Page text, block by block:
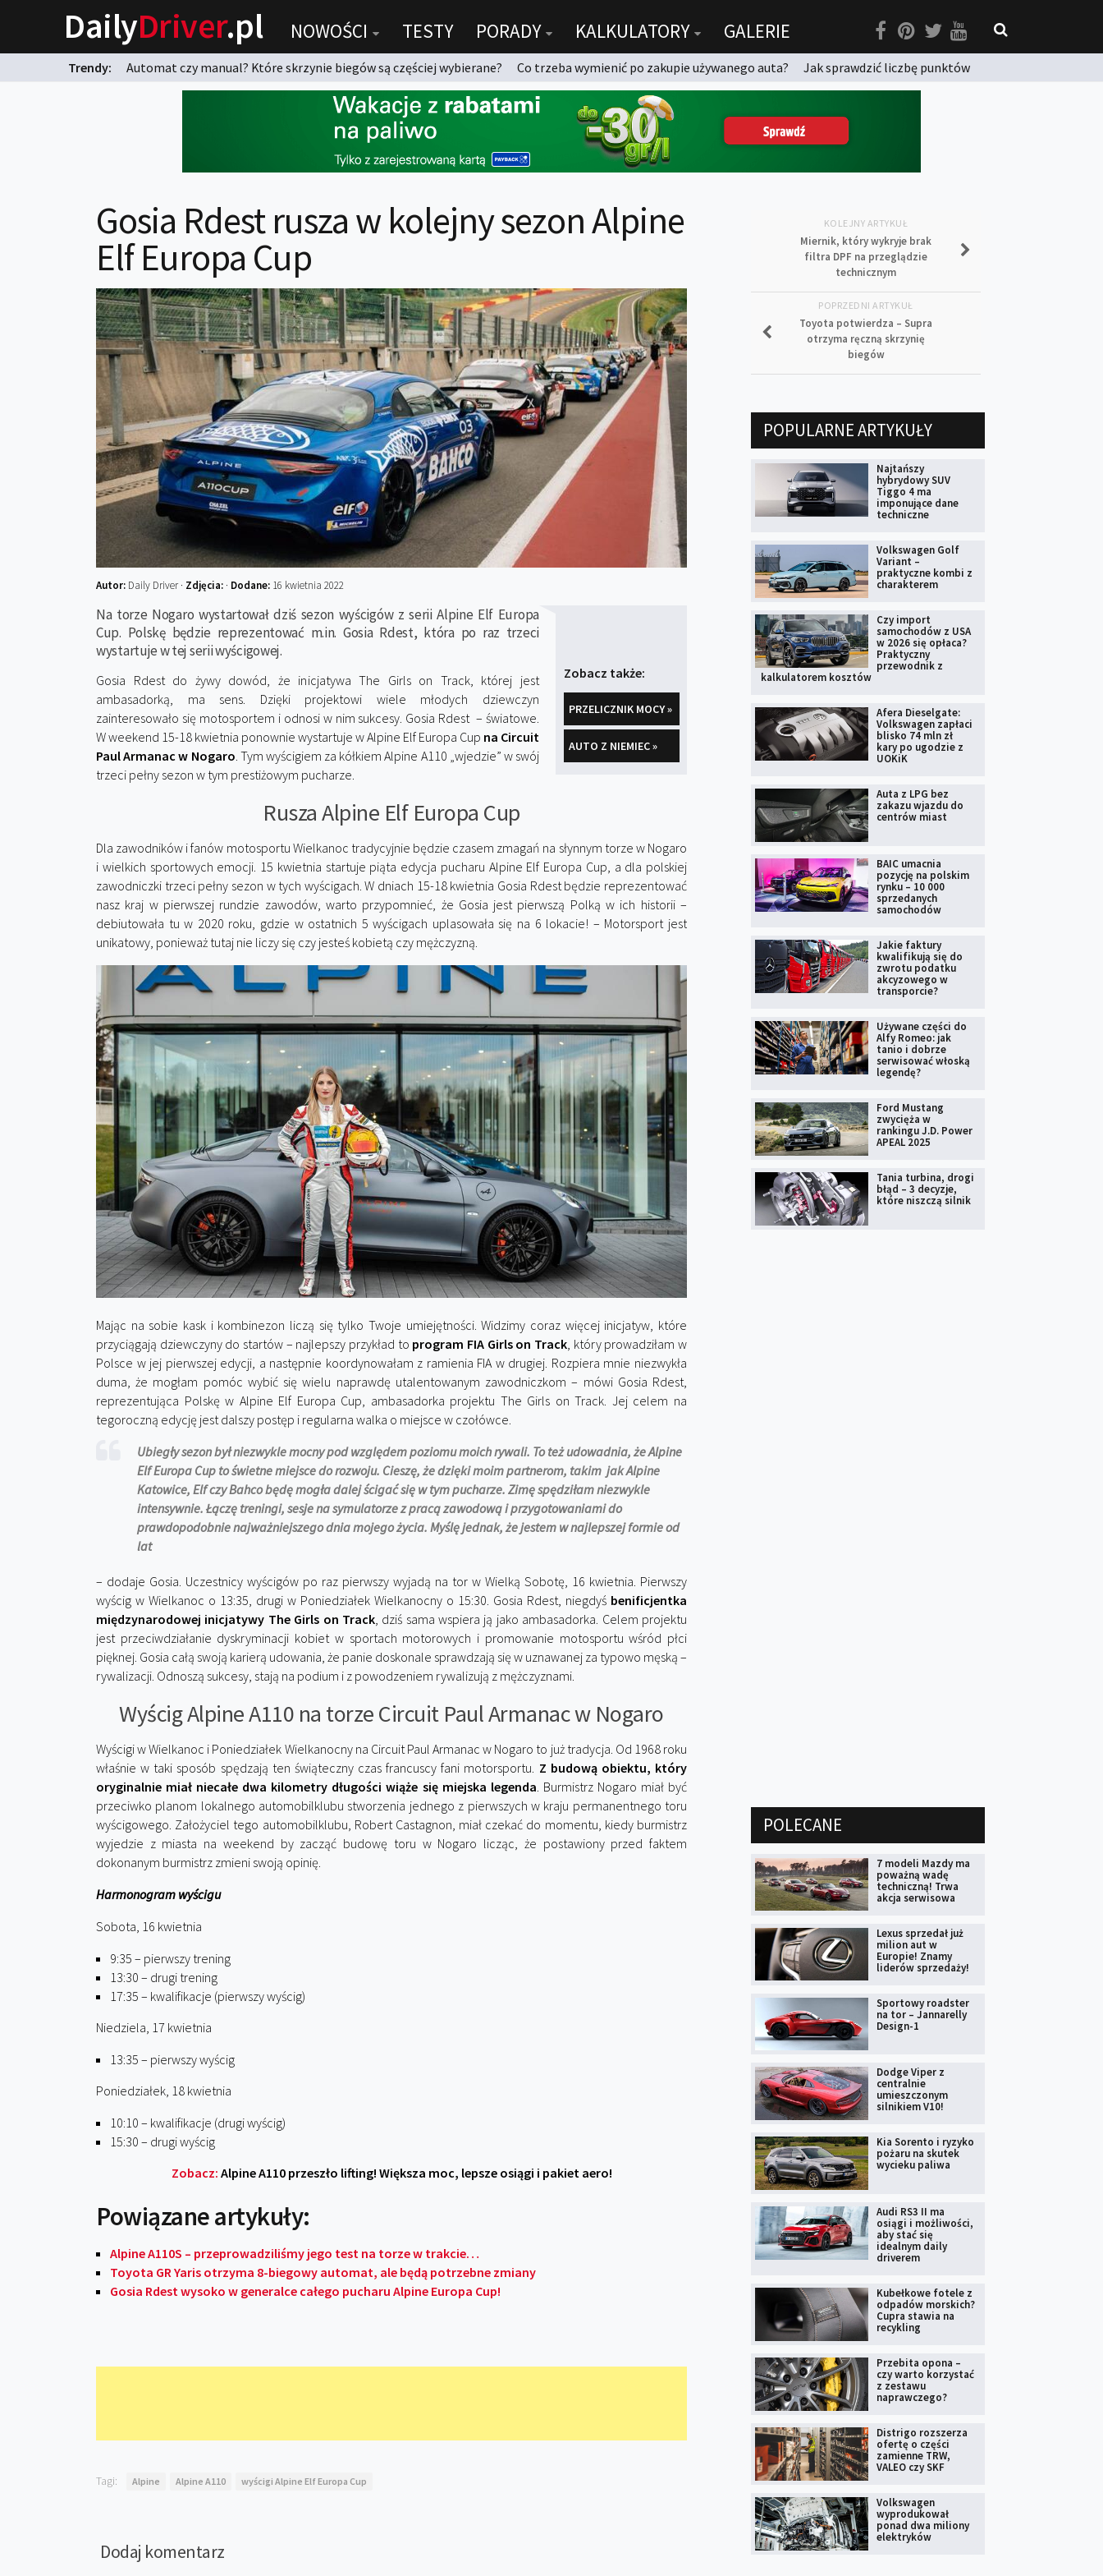
DailyDriver.pl NOWOŚCI TESTY PORADY KALKULATORY GALERIE
Trendy: Automat czy manual? Które skrzynie biegów są częściej wybierane? Co trzeba wymienić po zakupie używanego auta?
Jak sprawdzić liczbę punktów
Gosia Rdest rusza w kolejny sezon Alpine
Elf Europa Cup
Autor: Daily Driver · Zdjęcia: · Dodane: 16 kwietnia 2022
Zobacz także:
PRZELICZNIK MOCY »
AUTO Z NIEMIEC »
Na torze Nogaro wystartował dziś sezon wyścigów z serii Alpine Elf Europa
Cup. Polskę będzie reprezentować m.in. Gosia Rdest, która po raz trzeci
wystartuje w tej serii wyścigowej.
Gosia Rdest do żywy dowód, że inicjatywa The Girls on Track, której jest
ambasadorką, ma sens. Dzięki projektowi wiele młodych dziewczyn
zainteresowało się motosportem i odnosi w nim sukcesy. Gosia Rdest – światowe.
W weekend 15-18 kwietnia ponownie wystartuje w Alpine Elf Europa Cup na Circuit
Paul Armanac w Nogaro. Tym wyścigiem za kółkiem Alpine A110 „wjedzie” w swój
trzeci pełny sezon w tym prestiżowym pucharze.
Rusza Alpine Elf Europa Cup
Dla zawodników i fanów motosportu Wielkanoc tradycyjnie będzie czasem zmagań na słynnym torze w Nogaro
i wielkich sportowych emocji. 15 kwietnia startuje piąta edycja pucharu Alpine Elf Europa Cup, a dla polskiej
zawodniczki trzeci pełny sezon w tych wyścigach. W dniach 15-18 kwietnia Gosia Rdest będzie reprezentować
nasz kraj w pierwszej rundzie zawodów, warto przypomnieć, że Gosia jest pierwszą Polką w ich historii –
debiutowała tu w 2020 roku, gdzie w ostatnich 5 wyścigach uplasowała się na 6 lokacie! – Motorsport jest
unikatowy, ponieważ tutaj nie liczy się czy jesteś kobietą czy mężczyzną.
Mając na sobie kask i kombinezon liczą się tylko Twoje umiejętności. Widzimy coraz więcej inicjatyw, które
przyciągają dziewczyny do startów – najlepszy przykład to program FIA Girls on Track, który prowadziłam w
Polsce w jej pierwszej edycji, a następnie koordynowałam z ramienia FIA w drugiej. Rozpiera mnie niezwykła
duma, że mogłam pomóc wybić się wielu naprawdę utalentowanym zawodniczkom – mówi Gosia Rdest,
reprezentująca Polskę w Alpine Elf Europa Cup, ambasadorka projektu The Girls on Track. Jej celem na
tegoroczną edycję jest dalszy postęp i regularna walka o miejsce w czołówce.
Ubiegły sezon był niezwykle mocny pod względem poziomu moich rywali. To też udowadnia, że Alpine
Elf Europa Cup to świetne miejsce do rozwoju. Cieszę, że dzięki moim partnerom, takim jak Alpine
Katowice, Elf czy Bahco będę mogła dalej ścigać się w tym pucharze. Zimę spędziłam niezwykle
intensywnie. Łączę treningi, sesje na symulatorze z pracą zawodową i przygotowaniami do
prawdopodobnie najważniejszego dnia mojego życia. Myślę jednak, że jestem w najlepszej formie od
lat
– dodaje Gosia. Uczestnicy wyścigów po raz pierwszy wyjadą na tor w Wielką Sobotę, 16 kwietnia. Pierwszy
wyścig w Wielkanoc o 13:35, drugi w Poniedziałek Wielkanocny o 15:30. Gosia Rdest, niegdyś benificjentka
międzynarodowej inicjatywy The Girls on Track, dziś sama wspiera ją jako ambasadorka. Celem projektu
jest przeciwdziałanie dyskryminacji kobiet w sportach motorowych i promowanie motosportu wśród płci
pięknej. Gosia całą swoją karierą udowania, że panie doskonale sprawdzają się w uznawanej za typowo męską –
rywalizacji. Odnoszą sukcesy, stają na podium i z powodzeniem rywalizują z mężczyznami.
Wyścig Alpine A110 na torze Circuit Paul Armanac w Nogaro
Wyścigi w Wielkanoc i Poniedziałek Wielkanocny na Circuit Paul Armanac w Nogaro to już tradycja. Od 1968 roku
właśnie w taki sposób spędzają ten świąteczny czas francuscy fani motorsportu. Z budową obiektu, który
oryginalnie miał niecałe dwa kilometry długości wiąże się miejska legenda. Burmistrz Nogaro miał być
przeciwko planom lokalnego automobilklubu stworzenia jednego z pierwszych w kraju permanentnego toru
wyścigowego. Założyciel tego automobilklubu, Robert Castagnon, miał czekać do momentu, kiedy burmistrz
wyjedzie z miasta na weekend by zacząć budowę toru w Nogaro licząc, że postawiony przed faktem
dokonanym burmistrz zmieni swoją opinię.
Harmonogram wyścigu
Sobota, 16 kwietnia
9:35 – pierwszy trening
13:30 – drugi trening
17:35 – kwalifikacje (pierwszy wyścig)
Niedziela, 17 kwietnia
13:35 – pierwszy wyścig
Poniedziałek, 18 kwietnia
10:10 – kwalifikacje (drugi wyścig)
15:30 – drugi wyścig
Zobacz: Alpine A110 przeszło lifting! Większa moc, lepsze osiągi i pakiet aero!
Powiązane artykuły:
Alpine A110S – przeprowadziliśmy jego test na torze w trakcie…
Toyota GR Yaris otrzyma 8-biegowy automat, ale będą potrzebne zmiany
Gosia Rdest wysoko w generalce całego pucharu Alpine Europa Cup!
Tagi: Alpine Alpine A110 wyścigi Alpine Elf Europa Cup
Dodaj komentarz
KOLEJNY ARTYKUŁ
Miernik, który wykryje brak
filtra DPF na przeglądzie
technicznym
POPRZEDNI ARTYKUŁ
Toyota potwierdza – Supra
otrzyma ręczną skrzynię
biegów
POPULARNE ARTYKUŁY
Najtańszy
hybrydowy SUV
Tiggo 4 ma
imponujące dane
techniczne
Volkswagen Golf
Variant –
praktyczne kombi z
charakterem
Czy import
samochodów z USA
w 2026 się opłaca?
Praktyczny
przewodnik z
kalkulatorem kosztów
Afera Dieselgate:
Volkswagen zapłaci
blisko 74 mln zł
kary po ugodzie z
UOKiK
Auta z LPG bez
zakazu wjazdu do
centrów miast
BAIC umacnia
pozycję na polskim
rynku – 10 000
sprzedanych
samochodów
Jakie faktury
kwalifikują się do
zwrotu podatku
akcyzowego w
transporcie?
Używane części do
Alfy Romeo: jak
tanio i dobrze
serwisować włoską
legendę?
Ford Mustang
zwycięża w
rankingu J.D. Power
APEAL 2025
Tania turbina, drogi
błąd – 3 decyzje,
które niszczą silnik
POLECANE
7 modeli Mazdy ma
poważną wadę
techniczną! Trwa
akcja serwisowa
Lexus sprzedał już
milion aut w
Europie! Znamy
liderów sprzedaży!
Sportowy roadster
na tor – Jannarelly
Design-1
Dodge Viper z
centralnie
umieszczonym
silnikiem V10!
Kia Sorento i ryzyko
pożaru na skutek
wycieku paliwa
Audi RS3 II ma
osiągi i możliwości,
aby stać się
idealnym daily
driverem
Kubełkowe fotele z
odpadów morskich?
Cupra stawia na
recykling
Przebita opona –
czy warto korzystać
z zestawu
naprawczego?
Distrigo rozszerza
ofertę o części
zamienne TRW,
VALEO czy SKF
Volkswagen
wyprodukował
ponad dwa miliony
elektryków